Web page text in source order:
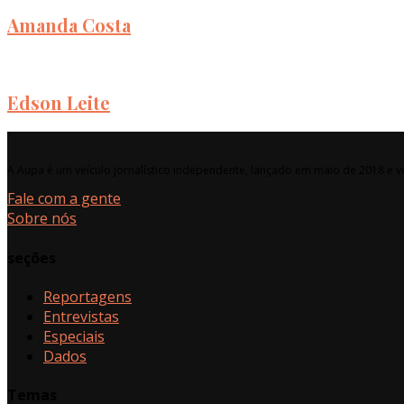
Amanda Costa
Edson Leite
Fale com a gente
Sobre nós
Reportagens
Entrevistas
Especiais
Dados